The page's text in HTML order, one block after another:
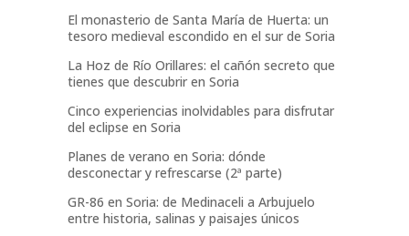
El monasterio de Santa María de Huerta: un
tesoro medieval escondido en el sur de Soria
La Hoz de Río Orillares: el cañón secreto que
tienes que descubrir en Soria
Cinco experiencias inolvidables para disfrutar
del eclipse en Soria
Planes de verano en Soria: dónde
desconectar y refrescarse (2ª parte)
GR-86 en Soria: de Medinaceli a Arbujuelo
entre historia, salinas y paisajes únicos